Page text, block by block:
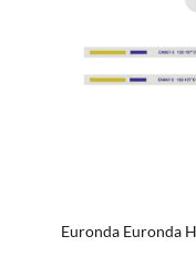
Euronda Euronda